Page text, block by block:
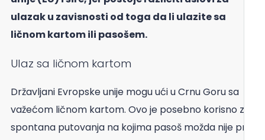
ulazak u zavisnosti od toga da li ulazite sa
ličnom kartom ili pasošem.
Ulaz sa ličnom kartom
Državljani Evropske unije mogu ući u Crnu Goru sa
važećom ličnom kartom. Ovo je posebno korisno za
spontana putovanja na kojima pasoš možda nije pri